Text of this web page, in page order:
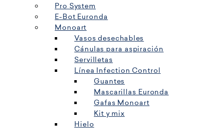
Pro System
E-Bot Euronda
Monoart
Vasos desechables
Cánulas para aspiración
Servilletas
Línea Infection Control
Guantes
Mascarillas Euronda
Gafas Monoart
Kit y mix
Hielo